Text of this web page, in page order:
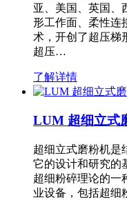
亚、美国、英国、
形工作面、柔性连
术，开创了超压梯
超压…
了解详情
LUM 超细立式
超细立式磨粉机是
它的设计和研究的
超细粉碎理论的一
业设备，包括超细